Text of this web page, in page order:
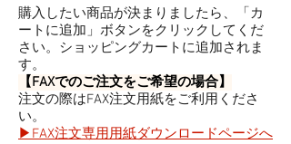
購入したい商品が決まりましたら、「カ
ートに追加」ボタンをクリックしてくだ
さい。ショッピングカートに追加されま
す。
【FAXでのご注文をご希望の場合】
注文の際はFAX注文用紙をご利用くださ
い。
▶︎FAX注文専用用紙ダウンロードページへ